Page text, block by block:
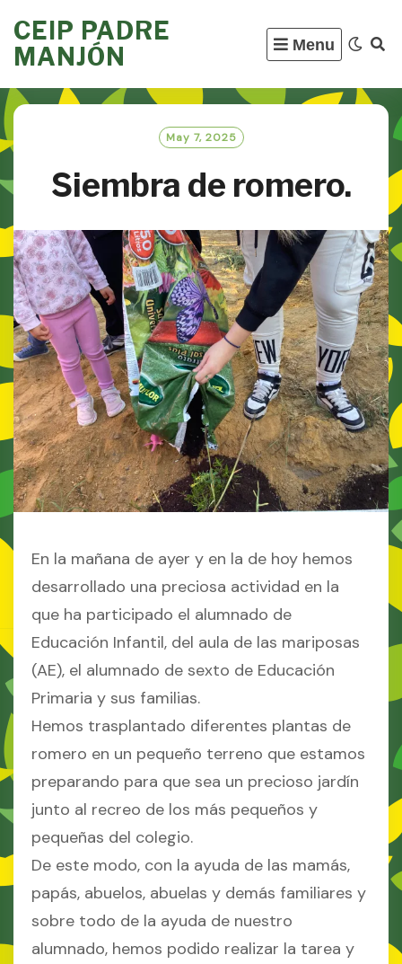
to
content
CEIP PADRE
MANJÓN
Menu
May 7, 2025
Siembra de romero.
En la mañana de ayer y en la de hoy hemos
desarrollado una preciosa actividad en la
que ha participado el alumnado de
Educación Infantil, del aula de las mariposas
(AE), el alumnado de sexto de Educación
Primaria y sus familias.
Hemos trasplantado diferentes plantas de
romero en un pequeño terreno que estamos
preparando para que sea un precioso jardín
junto al recreo de los más pequeños y
pequeñas del colegio.
De este modo, con la ayuda de las mamás,
papás, abuelos, abuelas y demás familiares y
sobre todo de la ayuda de nuestro
alumnado, hemos podido realizar la tarea y